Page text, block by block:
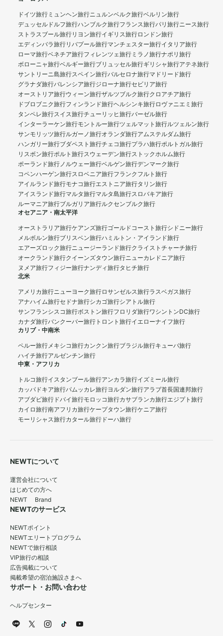
ドイツ旅行 ミュンヘン旅行ニュルンベルク旅行ベルリン旅行
デュッセルドルフ旅行ハンブルク旅行フランス旅行パリ旅行ニース旅行
ストラスブール旅行リヨン旅行イギリス旅行ロンドン旅行
エディンバラ旅行リバプール旅行マンチェスター旅行イタリア旅行
ローマ旅行ベネチア旅行フィレンツェ旅行 ミラノ旅行ナポリ旅行
ボローニャ旅行ベルギー旅行ブリュッセル旅行ギリシャ旅行アテネ旅行
サントリーニ島旅行スペイン旅行バルセロナ旅行マドリード旅行
グラナダ旅行バレンシア旅行ジローナ旅行セビリア旅行
オーストリア旅行ウィーン旅行ザルツブルク旅行クロアチア旅行
ドブロブニク旅行フィンランド旅行ヘルシンキ旅行ロヴァニエミ旅行
タンペレ旅行スイス旅行チューリッヒ旅行バーゼル旅行
インターラーケン旅行モントルー旅行ツェルマット旅行ルツェルン旅行
サンモリッツ旅行ルガーノ旅行オランダ旅行アムステルダム旅行
ハンガリー旅行ブダペスト旅行チェコ旅行プラハ旅行ポルトガル旅行
リスボン旅行ポルト旅行スウェーデン旅行ストックホルム旅行
ポーランド旅行ノルウェー旅行ベルゲン旅行デンマーク旅行
コペンハーゲン旅行スロベニア旅行フランクフルト旅行
アイルランド旅行モナコ旅行エストニア旅行タリン旅行
アイスランド旅行マルタ旅行マルタ島旅行スロバキア旅行
ルーマニア旅行ブルガリア旅行ルクセンブルク旅行
オセアニア・南太平洋
オーストラリア旅行ケアンズ旅行ゴールドコースト旅行シドニー旅行
メルボルン旅行ブリスベン旅行ハミルトン・アイランド旅行
エアーズロック旅行ニュージーランド旅行クライストチャーチ旅行
オークランド旅行クイーンズタウン旅行ニューカレドニア旅行
ヌメア旅行フィジー旅行ナンディ旅行タヒチ旅行
北米
アメリカ旅行ニューヨーク旅行ロサンゼルス旅行ラスベガス旅行
アナハイム旅行セドナ旅行シカゴ旅行シアトル旅行
サンフランシスコ旅行ボストン旅行フロリダ旅行ワシントンDC旅行
カナダ旅行バンクーバー旅行 トロント旅行イエローナイフ旅行
カリブ・中南米
ペルー旅行メキシコ旅行カンクン旅行ブラジル旅行キューバ旅行
ハイチ旅行アルゼンチン旅行
中東・アフリカ
トルコ旅行イスタンブール旅行アンカラ旅行イズミール旅行
カッパドキア旅行パムッカレ旅行ヨルダン旅行アラブ首長国連邦旅行
アブダビ旅行 ドバイ旅行モロッコ旅行カサブランカ旅行エジプト旅行
カイロ旅行南アフリカ旅行ケープタウン旅行ケニア旅行
モーリシャス旅行カタール旅行 ドーハ旅行
NEWTについて
運営会社について
はじめての方へ
NEWT Brand
NEWTのサービス
NEWTポイント
NEWTエリートプログラム
NEWTで旅行相談
VIP旅行の相談
広告掲載について
掲載希望の宿泊施設さまへ
サポート・お問い合わせ
ヘルプセンター